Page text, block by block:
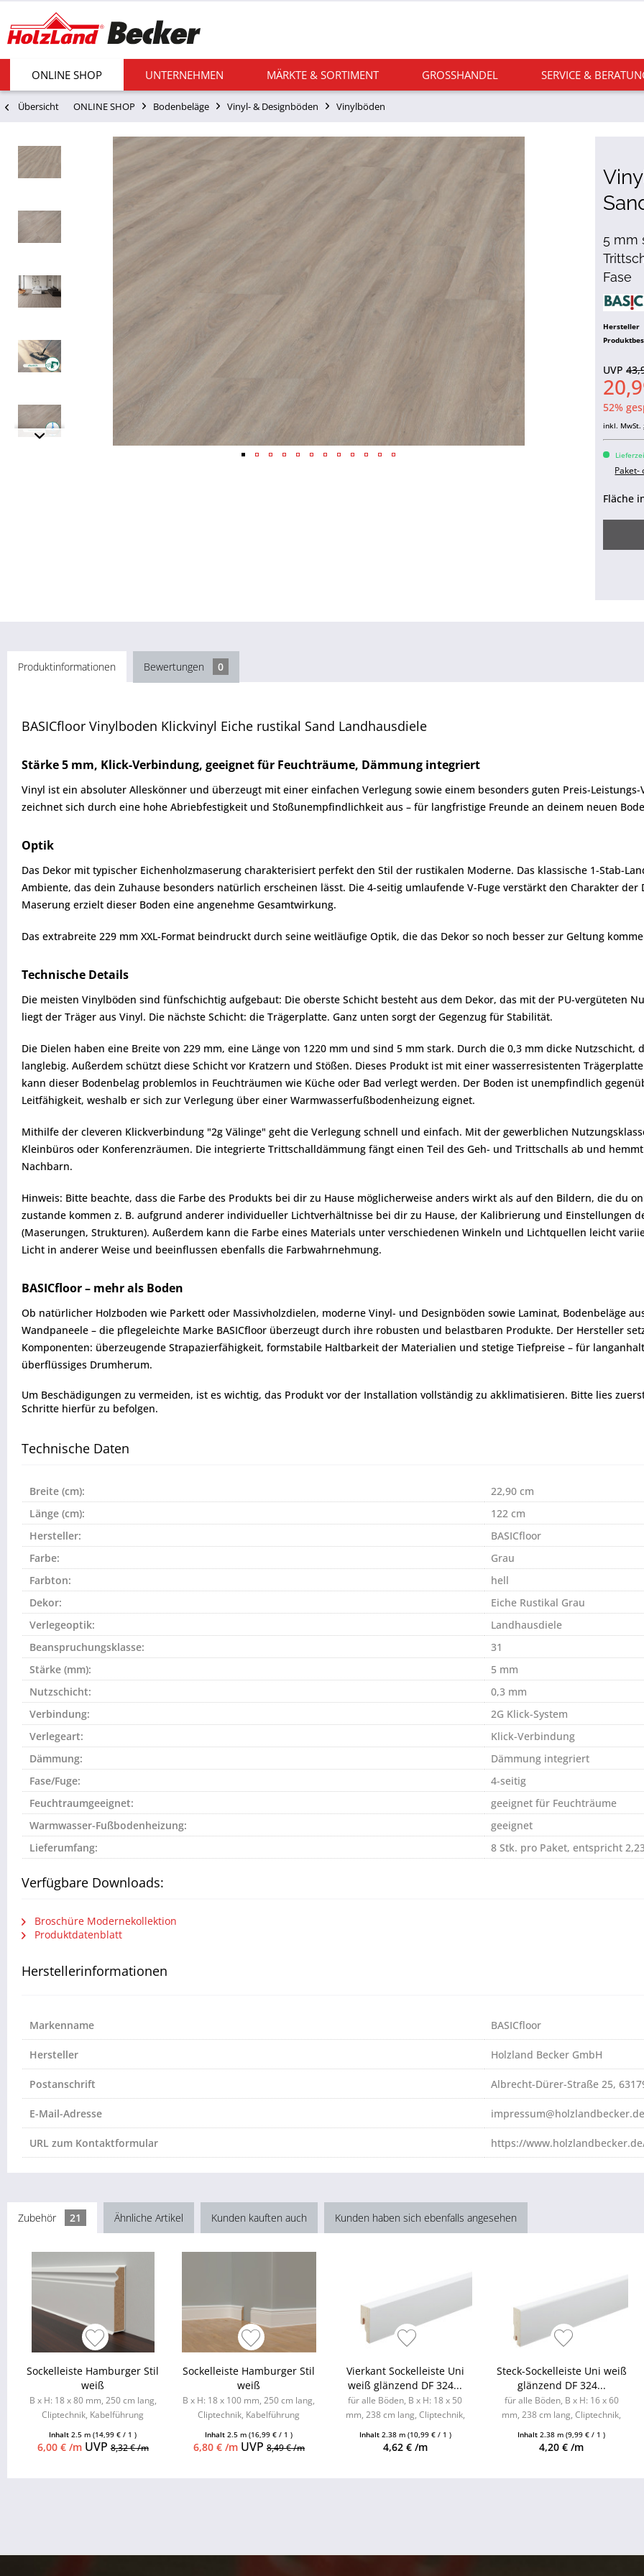
ONLINE SHOP UNTERNEHMEN MÄRKTE & SORTIMENT GROSSHANDEL SERVICE &
Übersicht ONLINE SHOP Bodenbeläge Vinyl- & Designböden Vinylböden
5 mm
Fase
Hersteller
UVP
52%
inkl. MwSt.
Paket-
Fläche
Produktinformationen Bewertungen 0
BASICfloor Vinylboden Klickvinyl Eiche rustikal Sand Landhausdiele
Stärke 5 mm, Klick-Verbindung, geeignet für Feuchträume, Dämmung integriert
Vinyl ist ein absoluter Alleskönner und überzeugt mit einer einfachen Verlegung sowie einem besonders guten Preis-
zeichnet sich durch eine hohe Abriebfestigkeit und Stoßunempfindlichkeit aus – für langfristige Freunde an deinem neuen
Optik
Das Dekor mit typischer Eichenholzmaserung charakterisiert perfekt den Stil der rustikalen Moderne. Das klassische 1-Stab-
Ambiente, das dein Zuhause besonders natürlich erscheinen lässt. Die 4-seitig umlaufende V-Fuge verstärkt den Charakter
Maserung erzielt dieser Boden eine angenehme Gesamtwirkung.
Das extrabreite 229 mm XXL-Format beindruckt durch seine weitläufige Optik, die das Dekor so noch besser zur Geltung
Technische Details
Die meisten Vinylböden sind fünfschichtig aufgebaut: Die oberste Schicht besteht aus dem Dekor, das mit der PU-vergüteten
liegt der Träger aus Vinyl. Die nächste Schicht: die Trägerplatte. Ganz unten sorgt der Gegenzug für Stabilität.
Die Dielen haben eine Breite von 229 mm, eine Länge von 1220 mm und sind 5 mm stark. Durch die 0,3 mm dicke
langlebig. Außerdem schützt diese Schicht vor Kratzern und Stößen. Dieses Produkt ist mit einer wasserresistenten
kann dieser Bodenbelag problemlos in Feuchträumen wie Küche oder Bad verlegt werden. Der Boden ist unempfindlich
Leitfähigkeit, weshalb er sich zur Verlegung über einer Warmwasserfußbodenheizung eignet.
Mithilfe der cleveren Klickverbindung "2g Välinge" geht die Verlegung schnell und einfach. Mit der gewerblichen
Kleinbüros oder Konferenzräumen. Die integrierte Trittschalldämmung fängt einen Teil des Geh- und Trittschalls ab und
Nachbarn.
Hinweis: Bitte beachte, dass die Farbe des Produkts bei dir zu Hause möglicherweise anders wirkt als auf den Bildern, die du
zustande kommen z. B. aufgrund anderer individueller Lichtverhältnisse bei dir zu Hause, der Kalibrierung und Einstellungen
(Maserungen, Strukturen). Außerdem kann die Farbe eines Materials unter verschiedenen Winkeln und Lichtquellen leicht
Licht in anderer Weise und beeinflussen ebenfalls die Farbwahrnehmung.
BASICfloor – mehr als Boden
Ob natürlicher Holzboden wie Parkett oder Massivholzdielen, moderne Vinyl- und Designböden sowie Laminat, Bodenbeläge
Wandpaneele – die pflegeleichte Marke BASICfloor überzeugt durch ihre robusten und belastbaren Produkte. Der Hersteller
Komponenten: überzeugende Strapazierfähigkeit, formstabile Haltbarkeit der Materialien und stetige Tiefpreise – für
überflüssiges Drumherum.
Um Beschädigungen zu vermeiden, ist es wichtig, das Produkt vor der Installation vollständig zu akklimatisieren. Bitte lies
Schritte hierfür zu befolgen.
Technische Daten
Breite (cm):
22,90 cm
Länge (cm):
122 cm
Hersteller:
BASICfloor
Farbe:
Grau
Farbton:
hell
Dekor:
Eiche Rustikal Grau
Verlegeoptik:
Landhausdiele
Beanspruchungsklasse:
31
Stärke (mm):
5 mm
Nutzschicht:
0,3 mm
Verbindung:
2G Klick-System
Verlegeart:
Klick-Verbindung
Dämmung:
Dämmung integriert
Fase/Fuge:
4-seitig
Feuchtraumgeeignet:
geeignet für Feuchträume
Warmwasser-Fußbodenheizung:
geeignet
Lieferumfang:
8 Stk. pro Paket, entspricht
Verfügbare Downloads:
Broschüre Modernekollektion
Produktdatenblatt
Herstellerinformationen
Markenname BASICfloor
Hersteller Holzland Becker GmbH
Postanschrift Albrecht-Dürer-Straße 25,
E-Mail-Adresse impressum@holzlandbecker.de
URL zum Kontaktformular https://
Zubehör 21 Ähnliche Artikel Kunden kauften auch Kunden haben sich ebenfalls angesehen
Sockelleiste Hamburger Stil
weiß
B x H: 18 x 80 mm, 250 cm lang,
Cliptechnik, Kabelführung
Zubehör...
Inhalt2.5 m(14,99 € / 1 )
6,00 € /mUVP8,32 € /m
Sockelleiste Hamburger Stil
weiß
B x H: 18 x 100 mm, 250 cm lang,
Cliptechnik, Kabelführung
Zubehör...
Inhalt2.5 m(16,99 € / 1 )
6,80 € /mUVP 8,49 € /m
Vierkant Sockelleiste Uni
weiß glänzend DF 324...
für alle Böden, B x H: 18 x 50
mm, 238 cm lang, Cliptechnik,
erhältlich
Inhalt 2.38 m (10,99 € / 1 )
4,62 € /m
Steck-Sockelleiste Uni weiß
glänzend DF 324...
für alle Böden, B x H: 16 x 60
mm, 238 cm lang, Cliptechnik,
erhältlich
Inhalt2.38 m(9,99 € / 1 )
4,20 € /m